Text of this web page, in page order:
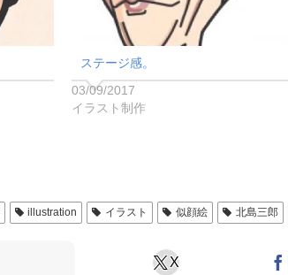
ステージ感。
03/09/2017
イラスト制作
illustration イラスト 似顔絵 北島三郎
X